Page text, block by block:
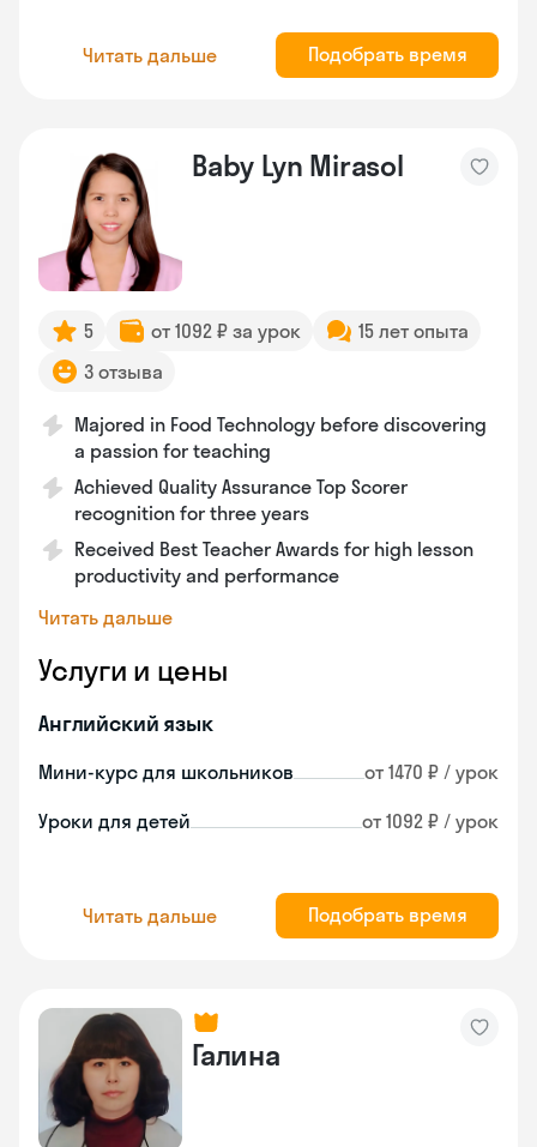
Читать дальше Подобрать время
Baby Lyn Mirasol
5 от 1092 ₽ за урок
15 лет опыта
3 отзыва
Majored in Food Technology before discovering
a passion for teaching
Achieved Quality Assurance Top Scorer
recognition for three years
Received Best Teacher Awards for high lesson
productivity and performance
Читать дальше
Услуги и цены
Английский язык
Мини-курс для школьников от 1470 ₽ / урок
Уроки для детей от 1092 ₽ / урок
Читать дальше Подобрать время
Галина